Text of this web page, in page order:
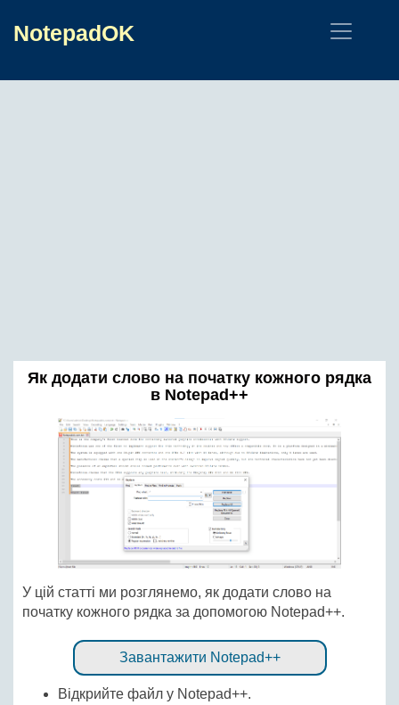
NotepadOK
Як додати слово на початку кожного рядка
в Notepad++
У цій статті ми розглянемо, як додати слово на
початку кожного рядка за допомогою Notepad++.
Завантажити Notepad++
Відкрийте файл у Notepad++.